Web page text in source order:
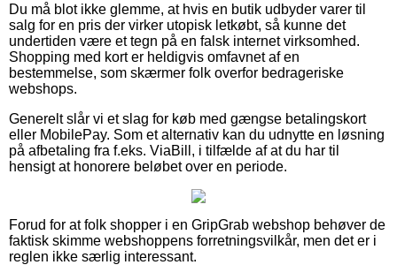
Du må blot ikke glemme, at hvis en butik udbyder varer til
salg for en pris der virker utopisk letkøbt, så kunne det
undertiden være et tegn på en falsk internet virksomhed.
Shopping med kort er heldigvis omfavnet af en
bestemmelse, som skærmer folk overfor bedrageriske
webshops.
Generelt slår vi et slag for køb med gængse betalingskort
eller MobilePay. Som et alternativ kan du udnytte en løsning
på afbetaling fra f.eks. ViaBill, i tilfælde af at du har til
hensigt at honorere beløbet over en periode.
Forud for at folk shopper i en GripGrab webshop behøver de
faktisk skimme webshoppens forretningsvilkår, men det er i
reglen ikke særlig interessant.